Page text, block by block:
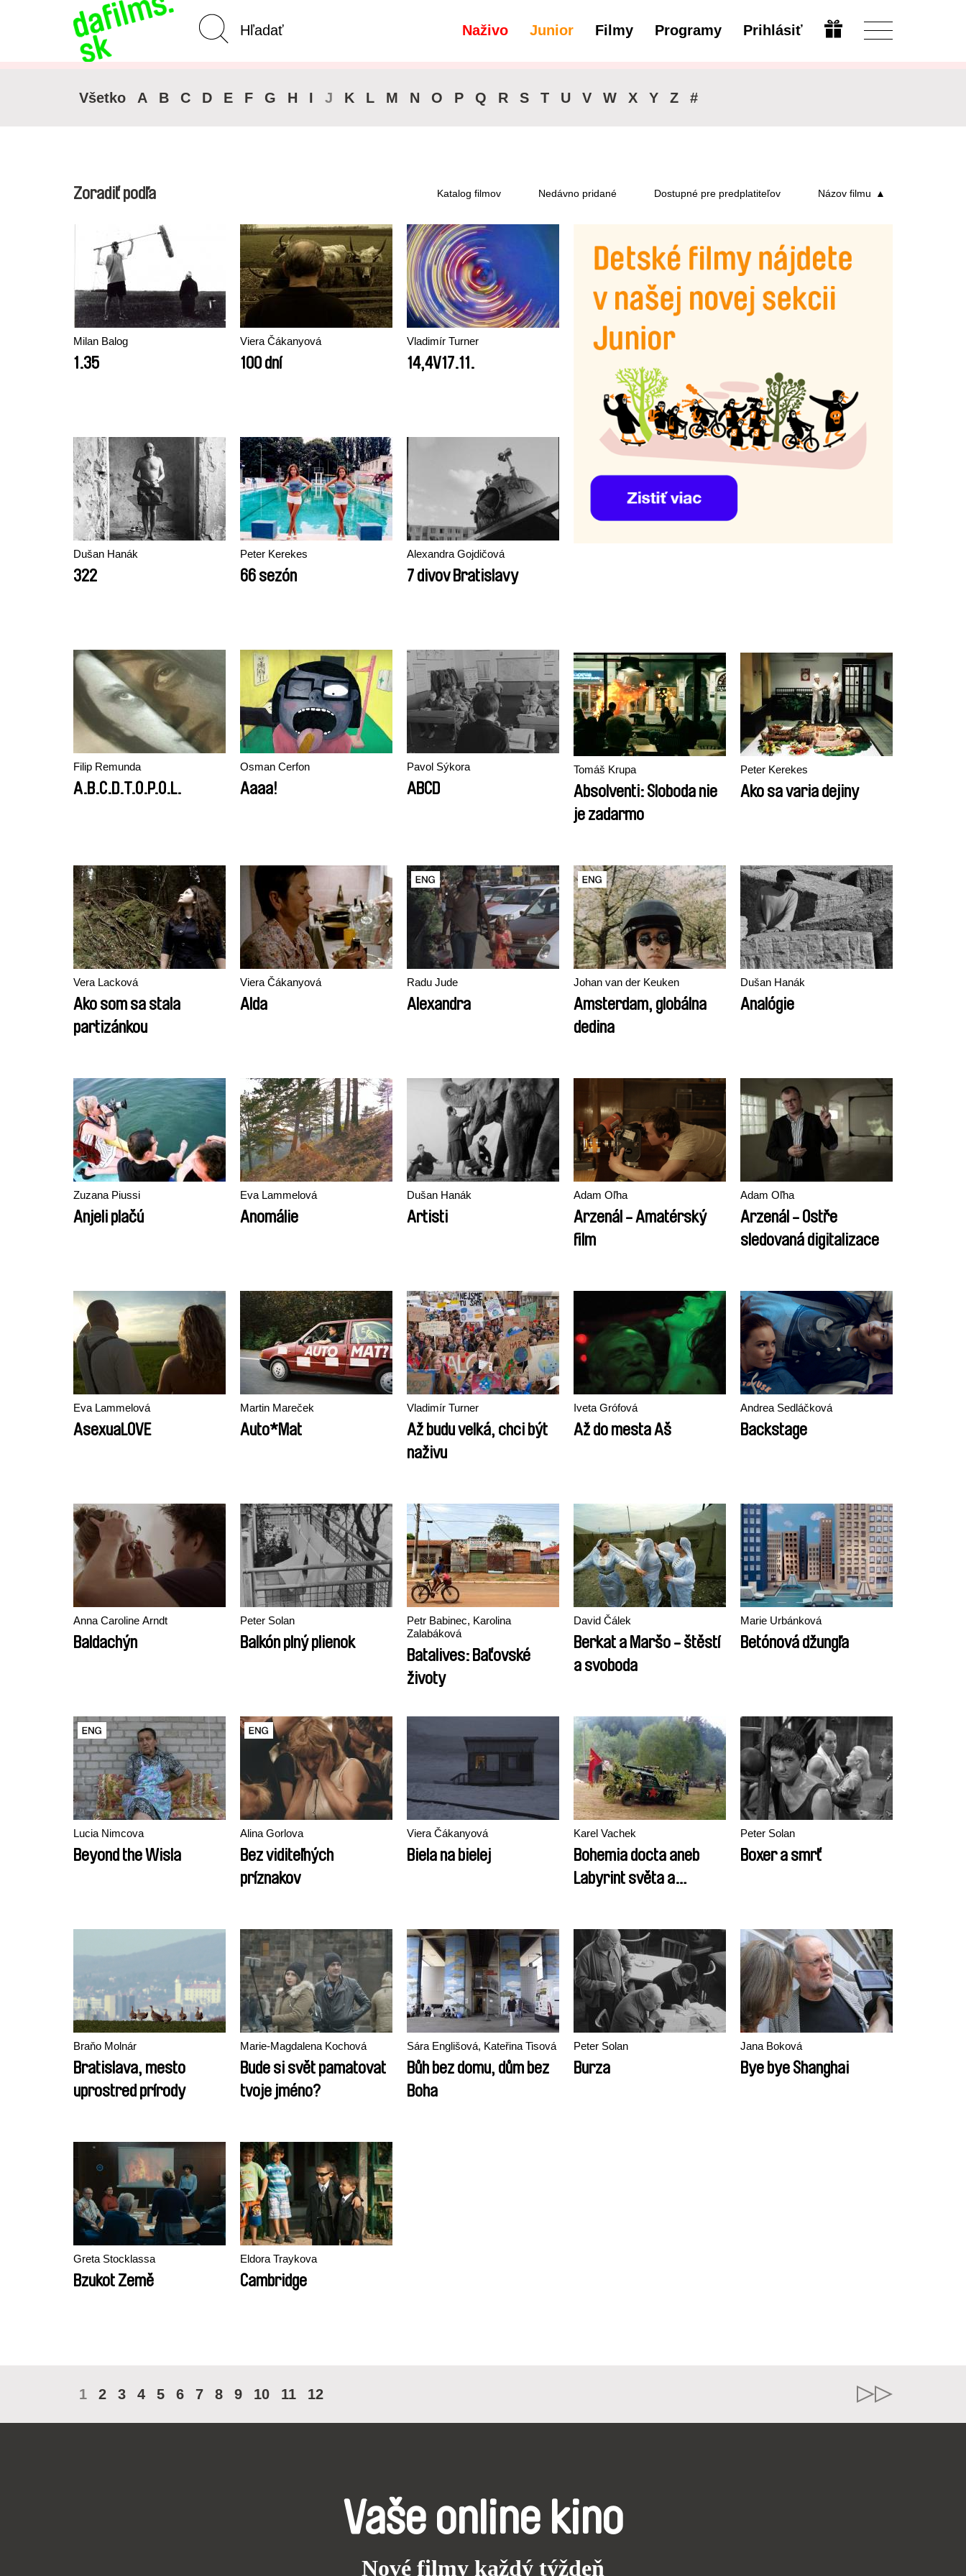
Naživo Junior Filmy Programy Prihlásiť
Pokročilé vyhľadávanie Dostupné pre predplatiteľov Upraviť
Všetko A B C D E F G H I J K L M N O P Q R S T U V W X Y Z #
Zoradiť podľa Katalog filmov Nedávno pridané Dostupné pre predplatiteľov Názov filmu
Milan Balog
1.35
Viera Čákanyová
100 dní
Vladimír Turner
14,4V17.11.
Dušan Hanák
322
Peter Kerekes
66 sezón
Alexandra Gojdičová
7 divov Bratislavy
Filip Remunda
A.B.C.D.T.O.P.O.L.
Osman Cerfon
Aaaa!
Pavol Sýkora
ABCD
Tomáš Krupa
Absolventi: Sloboda nie
je zadarmo
Peter Kerekes
Ako sa varia dejiny
Vera Lacková
Ako som sa stala
partizánkou
Viera Čákanyová
Alda
Radu Jude
Alexandra
Johan van der Keuken
Amsterdam, globálna
dedina
Dušan Hanák
Analógie
Zuzana Piussi
Anjeli plačú
Eva Lammelová
Anomálie
Dušan Hanák
Artisti
Adam Oľha
Arzenál - Amatérský
film
Adam Oľha
Arzenál - Ostře
sledovaná digitalizace
Eva Lammelová
AsexuaLOVE
Martin Mareček
Auto*Mat
Vladimír Turner
Až budu velká, chci být
naživu
Iveta Grófová
Až do mesta Aš
Andrea Sedláčková
Backstage
Anna Caroline Arndt
Baldachýn
Peter Solan
Balkón plný plienok
Petr Babinec, Karolina
Zalabáková
Batalives: Baťovské
životy
David Čálek
Berkat a Maršo - štěstí
a svoboda
Marie Urbánková
Betónová džungľa
Lucia Nimcova
Beyond the Wisla
Alina Gorlova
Bez viditeľných
príznakov
Viera Čákanyová
Biela na bielej
Karel Vachek
Bohemia docta aneb
Labyrint světa a
Peter Solan
Boxer a smrť
Braňo Molnár
Bratislava, mesto
uprostred prírody
Marie-Magdalena Kochová
Bude si svět pamatovat
tvoje jméno?
Sára Englišová, Kateřina Tisová
Bůh bez domu, dům bez
Boha
Peter Solan
Burza
Jana Boková
Bye bye Shanghai
Greta Stocklassa
Bzukot Země
Eldora Traykova
Cambridge
1 2 3 4 5 6 7 8 9 10 11 12
Vaše online kino
Nové filmy každý týždeň